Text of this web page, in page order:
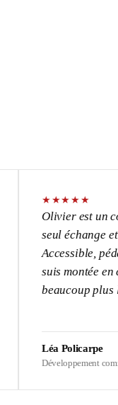
★
Olivier est un
seul échange et l’UX
Accessible,
suis montée en
beaucoup plus loin sur
Léa Policarpe
Développement commercial ·